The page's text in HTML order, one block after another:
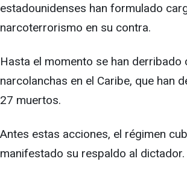
estadounidenses han formulado
narcoterrorismo en su contra.
Hasta el momento se han derribado
narcolanchas en el Caribe, que han
27 muertos.
Antes estas acciones, el régimen
manifestado su respaldo al dictador.